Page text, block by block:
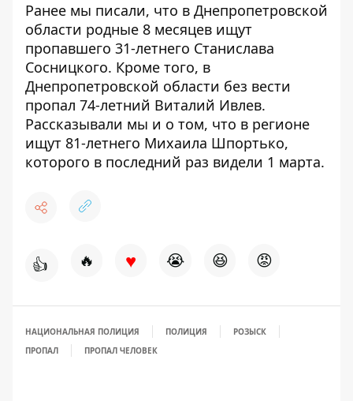
Ранее мы писали, что в Днепропетровской
области родные 8 месяцев ищут
пропавшего 31-летнего Станислава
Сосницкого. Кроме того, в
Днепропетровской области без вести
пропал 74-летний Виталий Ивлев.
Рассказывали мы и о том, что в регионе
ищут 81-летнего Михаила Шпортько,
которого в последний раз видели 1 марта.
👍 🔥 ♥ 😭 😆 😡
НАЦИОНАЛЬНАЯ ПОЛИЦИЯ ПОЛИЦИЯ
РОЗЫСК
ПРОПАЛ
ПРОПАЛ ЧЕЛОВЕК